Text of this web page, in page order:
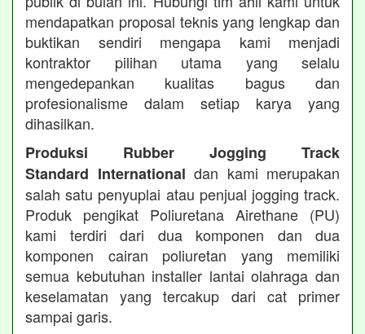
mendapatkan proposal teknis yang lengkap dan
buktikan sendiri mengapa kami menjadi
kontraktor pilihan utama yang selalu
mengedepankan kualitas bagus dan
profesionalisme dalam setiap karya yang
dihasilkan.
Produksi Rubber Jogging Track
Standard International dan kami merupakan
salah satu penyuplai atau penjual jogging track.
Produk pengikat Poliuretana Airethane (PU)
kami terdiri dari dua komponen dan dua
komponen cairan poliuretan yang memiliki
semua kebutuhan installer lantai olahraga dan
keselamatan yang tercakup dari cat primer
sampai garis.